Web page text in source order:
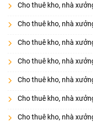
Cho thuê kho, nhà
Cho thuê kho, nhà
Cho thuê kho, nhà
Cho thuê kho, nhà
Cho thuê kho, nhà
Cho thuê kho, nhà
Cho thuê kho, nhà